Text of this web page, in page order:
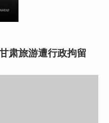
肃旅游遭行政拘留